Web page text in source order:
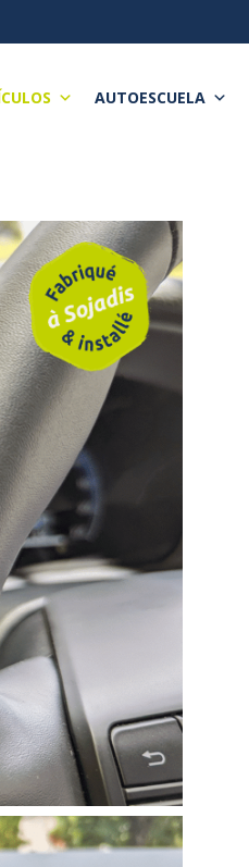
AUTOESCUELA